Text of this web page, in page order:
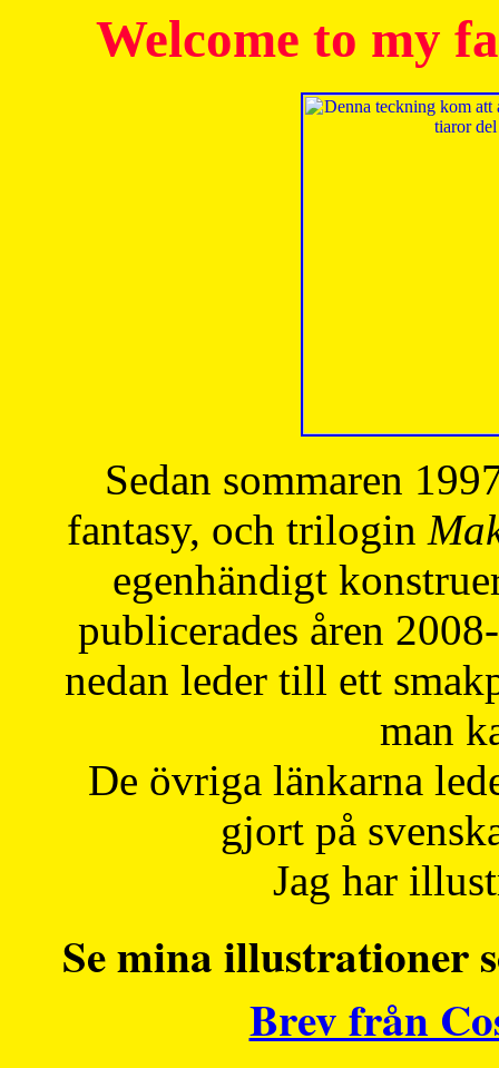
Welcome to my
Sedan sommaren
fantasy, och trilogin
egenhändigt
publicerades åren
nedan leder till ett
man
De övriga länkarna
gjort på
Jag har
Se mina illustrationer
Brev från